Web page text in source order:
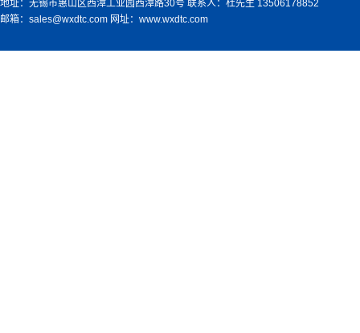
地址：无锡市惠山区西漳工业园西漳路30号 联系人：杜先生 13506178852
邮箱：sales@wxdtc.com 网址：www.wxdtc.com